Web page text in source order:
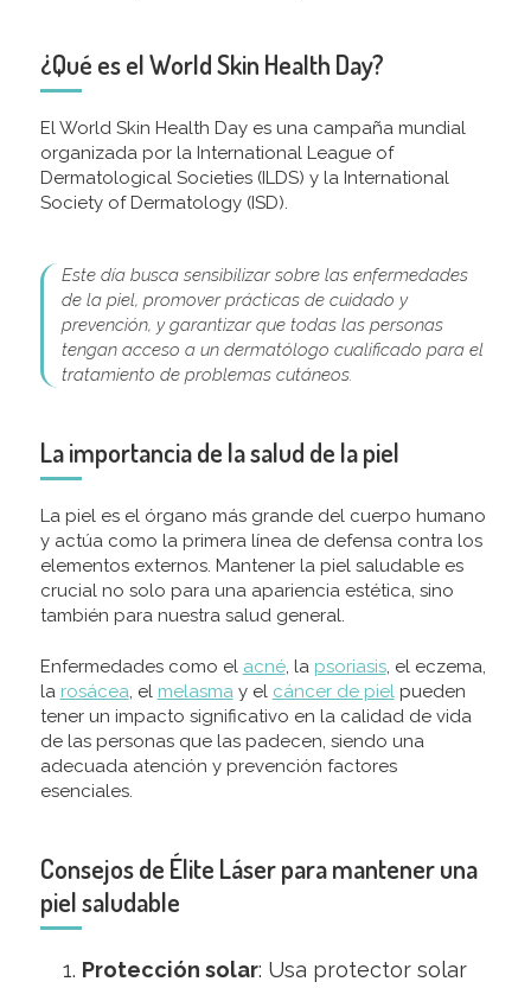
¿Qué es el World Skin Health Day?
El World Skin Health Day es una campaña mundial
organizada por la International League of
Dermatological Societies (ILDS) y la International
Society of Dermatology (ISD).
Este día busca sensibilizar sobre las enfermedades
de la piel, promover prácticas de cuidado y
prevención, y garantizar que todas las personas
tengan acceso a un dermatólogo cualificado para el
tratamiento de problemas cutáneos.
La importancia de la salud de la piel
La piel es el órgano más grande del cuerpo humano
y actúa como la primera línea de defensa contra los
elementos externos. Mantener la piel saludable es
crucial no solo para una apariencia estética, sino
también para nuestra salud general.
Enfermedades como el acné, la psoriasis, el eczema,
la rosácea, el melasmay el cáncer de pielpueden
tener un impacto significativo en la calidad de vida
de las personas que las padecen, siendo una
adecuada atención y prevención factores
esenciales.
Consejos de Élite Láser para mantener una
piel saludable
Protección solar: Usa protector solar